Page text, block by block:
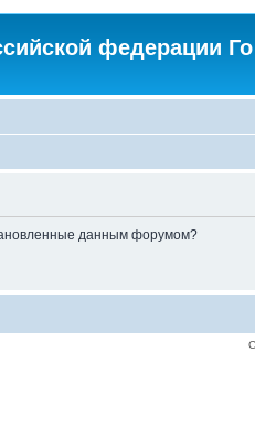
федерации Го
данным форумом?